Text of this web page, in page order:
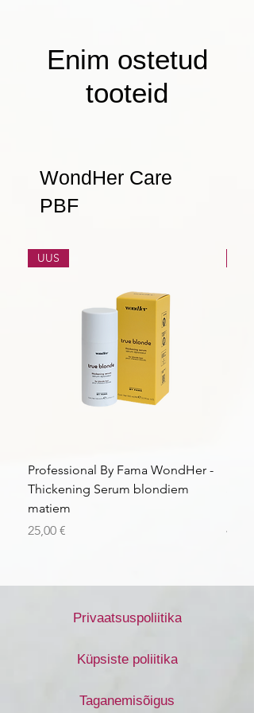
Enim ostetud
tooteid
WondHer Care
PBF
UUS
Professional By Fama WondHer -
Thickening Serum blondiem
matiem
Price
25,00 €
Price
43,56
Privaatsuspoliitika
Küpsiste poliitika
Taganemisõigus